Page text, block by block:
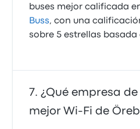
buses mejor calificada
Buss, con una
sobre 5 estrellas basada
¿Qué empresa de
mejor Wi-Fi de